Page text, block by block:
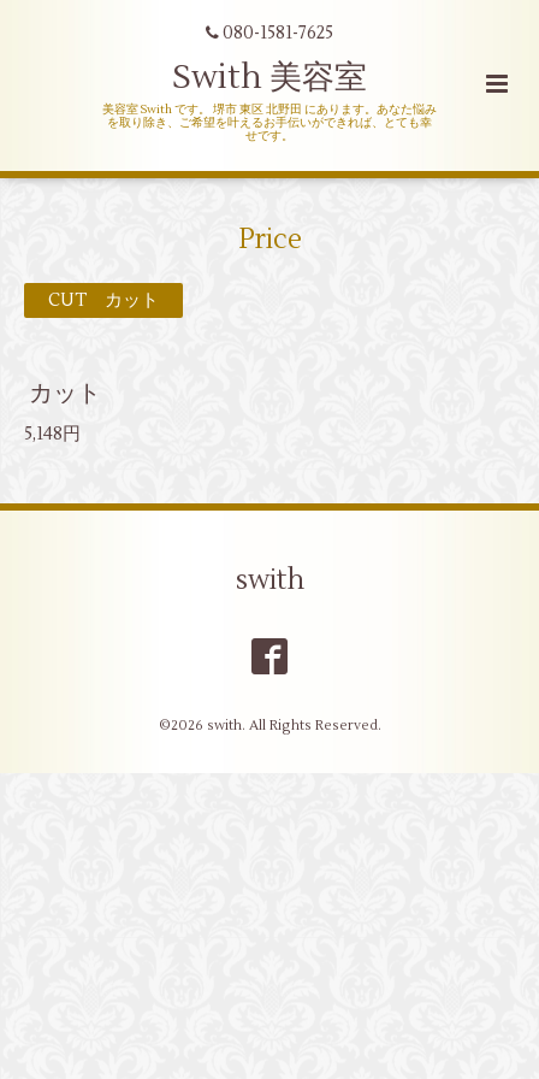
080-1581-7625
Swith 美容室
美容室 Swith です。 堺市 東区 北野田 にあります。あなた悩み
を取り除き、ご希望を叶えるお手伝いができれば、とても幸
せです。
Price
CUT カット
カット
5,148円
swith
©2026 swith. All Rights Reserved.